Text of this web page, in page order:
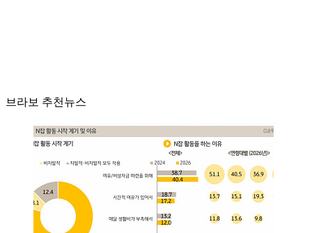
브라보 추천뉴스